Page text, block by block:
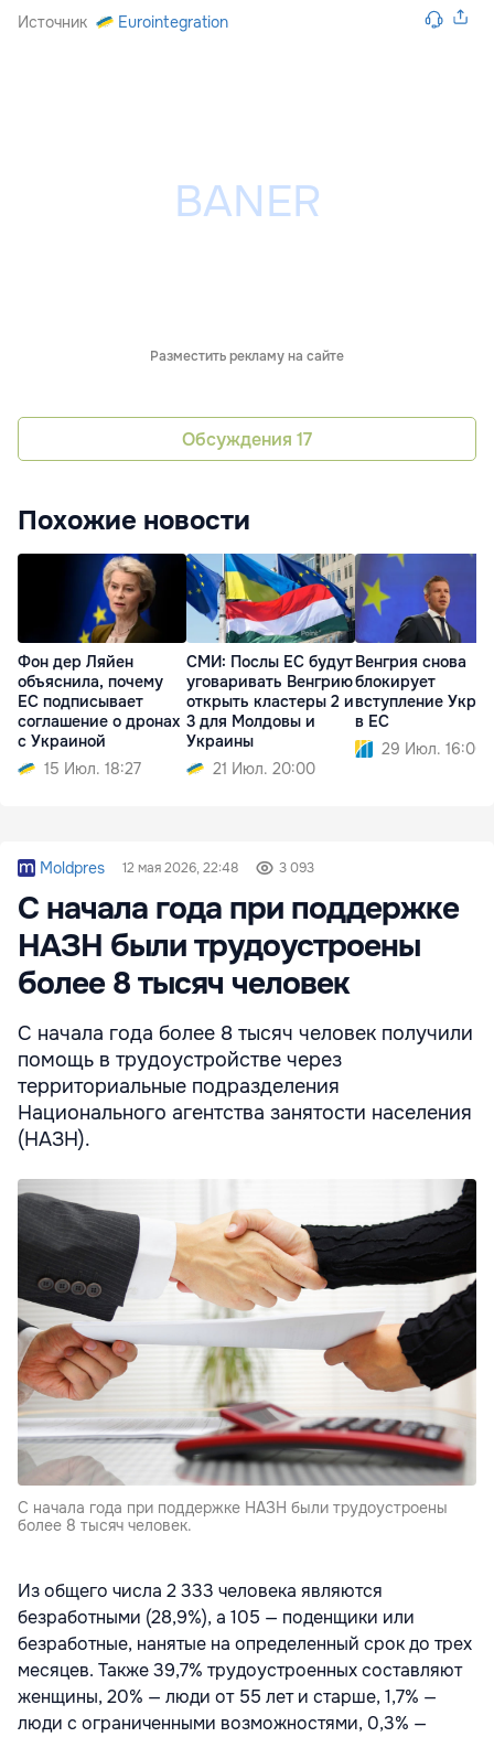
Источник Eurointegration
Разместить рекламу на сайте
Обсуждения 17
Похожие новости
Фон дер Ляйен
объяснила, почему
ЕС подписывает
соглашение о дронах
с Украиной
15 Июл. 18:27
СМИ: Послы ЕС будут
уговаривать Венгрию
открыть кластеры 2 и
3 для Молдовы и
Украины
21 Июл. 20:00
Венгрия снова
блокирует
вступление
в ЕС
29 Июл. 16:00
Moldpres 12 мая 2026, 22:48 3 093
С начала года при поддержке
НАЗН были трудоустроены
более 8 тысяч человек
С начала года более 8 тысяч человек получили
помощь в трудоустройстве через
территориальные подразделения
Национального агентства занятости населения
(НАЗН).
С начала года при поддержке НАЗН были трудоустроены
более 8 тысяч человек.
Из общего числа 2 333 человека являются
безработными (28,9%), а 105 — поденщики или
безработные, нанятые на определенный срок до трех
месяцев. Также 39,7% трудоустроенных составляют
женщины, 20% — люди от 55 лет и старше, 1,7% —
люди с ограниченными возможностями, 0,3% —